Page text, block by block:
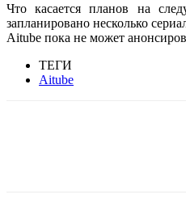
Что касается планов на
запланировано несколько
Aitube пока не может
ТЕГИ
Aitube